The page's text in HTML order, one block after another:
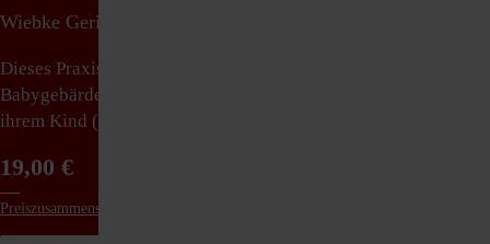
Wiebke Gericke
Dieses Praxisbuch zeigt Eltern das Wichtigste über
Babygebärden und wie sie diese konkret und spielerisch mit
ihrem Kind (ab 3 Monaten) im Alltag umsetzen können.
19,00 €
Preiszusammensetzung